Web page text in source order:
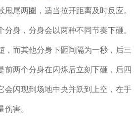
尾两圈，适当拉开距离及时反应。
身，分身会以两种不同节奏下砸。
，而其他分身下砸间隔为一秒，后三
两个分身在闪烁后立刻下砸，后四
会闪现到场地中央并跃到上空，在手
害。